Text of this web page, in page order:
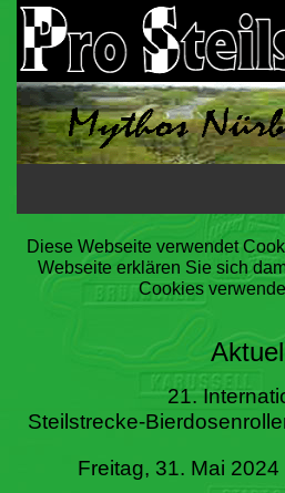
Startseite
Steilstrecke
Literatur
Termine
Diese Webseite verwendet
Webseite erklären Sie sich
Cookies
21.
Steilstrecke-
Freitag, 31. Mai